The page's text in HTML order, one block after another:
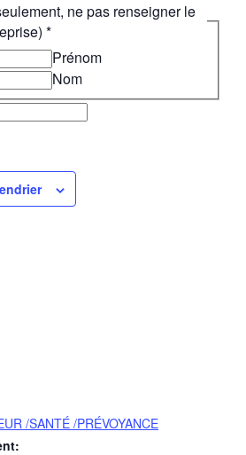
ne pas renseigner le
*
Prénom
Nom
/SANTÉ /PRÉVOYANCE